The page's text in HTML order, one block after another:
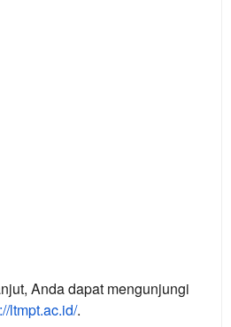
Anda dapat mengunjungi
ltmpt.ac.id/.